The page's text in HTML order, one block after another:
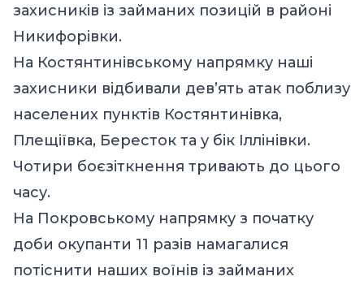
захисників із займаних позицій в районі
Никифорівки.
На Костянтинівському напрямку наші
захисники відбивали дев’ять атак поблизу
населених пунктів Костянтинівка,
Плещіївка, Бересток та у бік Іллінівки.
Чотири боєзіткнення тривають до цього
часу.
На Покровському напрямку з початку
доби окупанти 11 разів намагалися
потіснити наших воїнів із займаних